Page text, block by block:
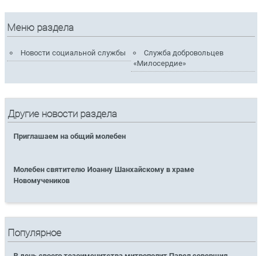
Меню раздела
Новости социальной службы
Служба добровольцев
«Милосердие»
Другие новости раздела
Приглашаем на общий молебен
Молебен святителю Иоанну Шанхайскому в храме
Новомучеников
Популярное